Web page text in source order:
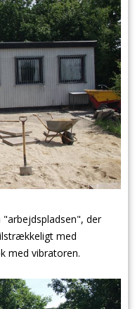
der
med
med vibratoren.